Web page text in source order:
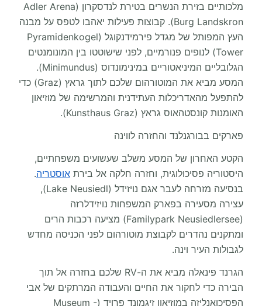
מלכותיים בזירת הנשרים בטירת לנדסקרון (Adler Arena
Burg Landskron). קבוצות פעילות יאהבו לטפס על מבנה
העץ המפותל של מגדל פירמידנקוגל (Pyramidenkogel
Tower) לנופים פנורמיים, לפני שישוטטו בין המונומנטים
הגלובליים המיניאטוריים במינימונדוס (Minimundus).
המסע מביא את המוטורהום שלכם לתוך גראץ (Graz) כדי
להתפעל מהאדריכלות העתידנית והמרשימה של מוזיאון
האומנות קונסטהאוס גראץ (Kunsthaus Graz).
פארקים בבורגנלנד והחזרה לווינה
הקטע האחרון של המסע משלב שעשועים משפחתיים,
היסטוריה פסיכולוגית, וחזרה חלקה אל בירת אוסטריה.
בנסיעה מזרחה לעבר אגם נויזידל (Lake Neusiedl),
עצירה מסעירה בפארק המשפחות נויזידלרזה
(Familypark Neusiedlersee) מציעה רכבות הרים
ומתקנים נהדרים לקבוצת מוטורהום לפני הכניסה מחדש
לגבולות העיר וינה.
הגרנד פינאלה מביא את ה-RV שלכם בחזרה אל תוך
הבירה כדי לחקור את החיים והעבודה המרתקים של אבי
הפסיכואנליזה במוזיאון זיגמונד פרויד (Museum -